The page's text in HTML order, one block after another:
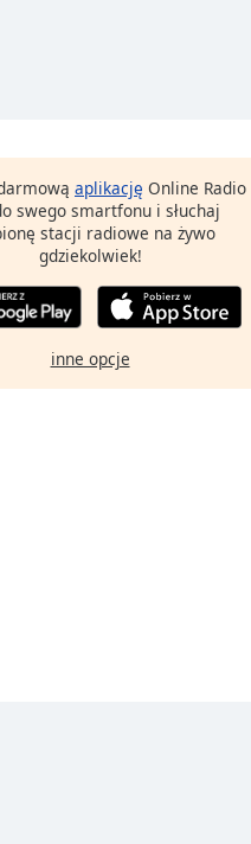
aplikację Online Radio
swego smartfonu i słuchaj
stacji radiowe na żywo
gdziekolwiek!
inne opcje